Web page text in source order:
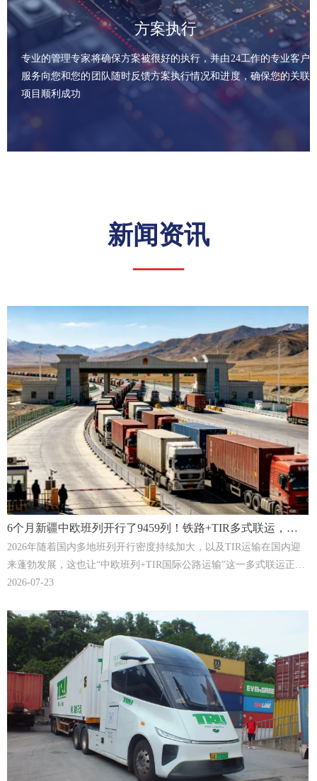
新闻资讯
——
方案执行
专业的管理专家将确保方案被很好的执行，并由24工作的专业客户
服务向您和您的团队随时反馈方案执行情况和进度，确保您的关联
项目顺利成功
6个月新疆中欧班列开行了9459列！铁路+TIR多式联运，已
是外贸企业拓展欧洲、中亚和南亚市场首选！| TRU Logistics
2026年随着国内多地班列开行密度持续加大，以及TIR运输在国内迎
来蓬勃发展，这也让“中欧班列+TIR国际公路运输”这一多式联运正在
成为我国外贸企业和跨境卖家拓展欧洲、中亚和南亚市场首选的跨境
2026-07-23